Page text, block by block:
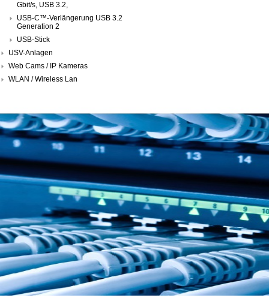
Gbit/s, USB 3.2,
USB-C™-Verlängerung USB 3.2
Generation 2
USB-Stick
USV-Anlagen
Web Cams / IP Kameras
WLAN / Wireless Lan